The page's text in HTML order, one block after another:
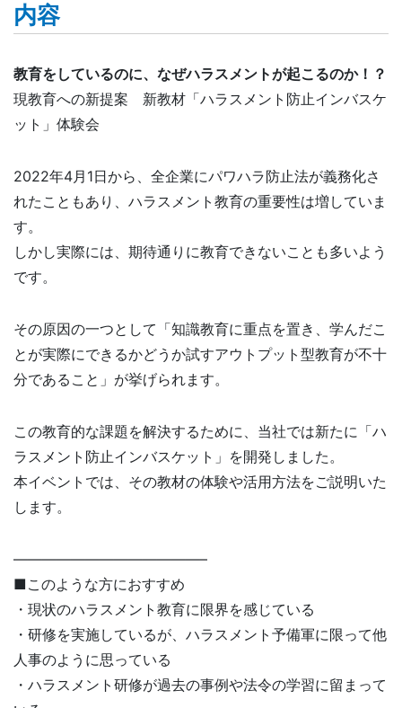
内容
教育をしているのに、なぜハラスメントが起こるのか！？
現教育への新提案 新教材「ハラスメント防止インバスケ
ット」体験会
2022年4月1日から、全企業にパワハラ防止法が義務化さ
れたこともあり、ハラスメント教育の重要性は増していま
す。
しかし実際には、期待通りに教育できないことも多いよう
です。
その原因の一つとして「知識教育に重点を置き、学んだこ
とが実際にできるかどうか試すアウトプット型教育が不十
分であること」が挙げられます。
この教育的な課題を解決するために、当社では新たに「ハ
ラスメント防止インバスケット」を開発しました。
本イベントでは、その教材の体験や活用方法をご説明いた
します。
—————————————–
■このような方におすすめ
・現状のハラスメント教育に限界を感じている
・研修を実施しているが、ハラスメント予備軍に限って他
人事のように思っている
・ハラスメント研修が過去の事例や法令の学習に留まって